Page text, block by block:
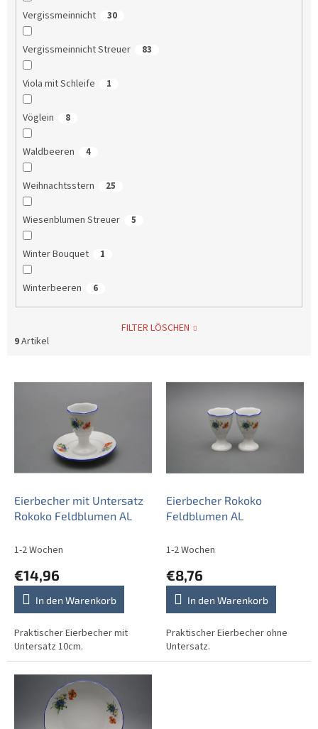
Vergissmeinnicht 30
Vergissmeinnicht Streuer 83
Viola mit Schleife 1
Vöglein 8
Waldbeeren 4
Weihnachtsstern 25
Wiesenblumen Streuer 5
Winter Bouquet 1
Winterbeeren 6
FILTER LÖSCHEN
9Artikel
Eierbecher mit Untersatz
Rokoko Feldblumen AL
1-2 Wochen
€14,96
In den Warenkorb
Praktischer Eierbecher mit
Untersatz 10cm.
Eierbecher Rokoko
Feldblumen AL
1-2 Wochen
€8,76
In den Warenkorb
Praktischer Eierbecher ohne
Untersatz.